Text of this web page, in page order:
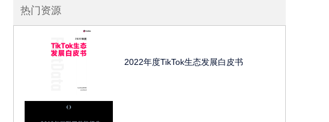
热门资源
2022年度TikTok生态发展白皮书